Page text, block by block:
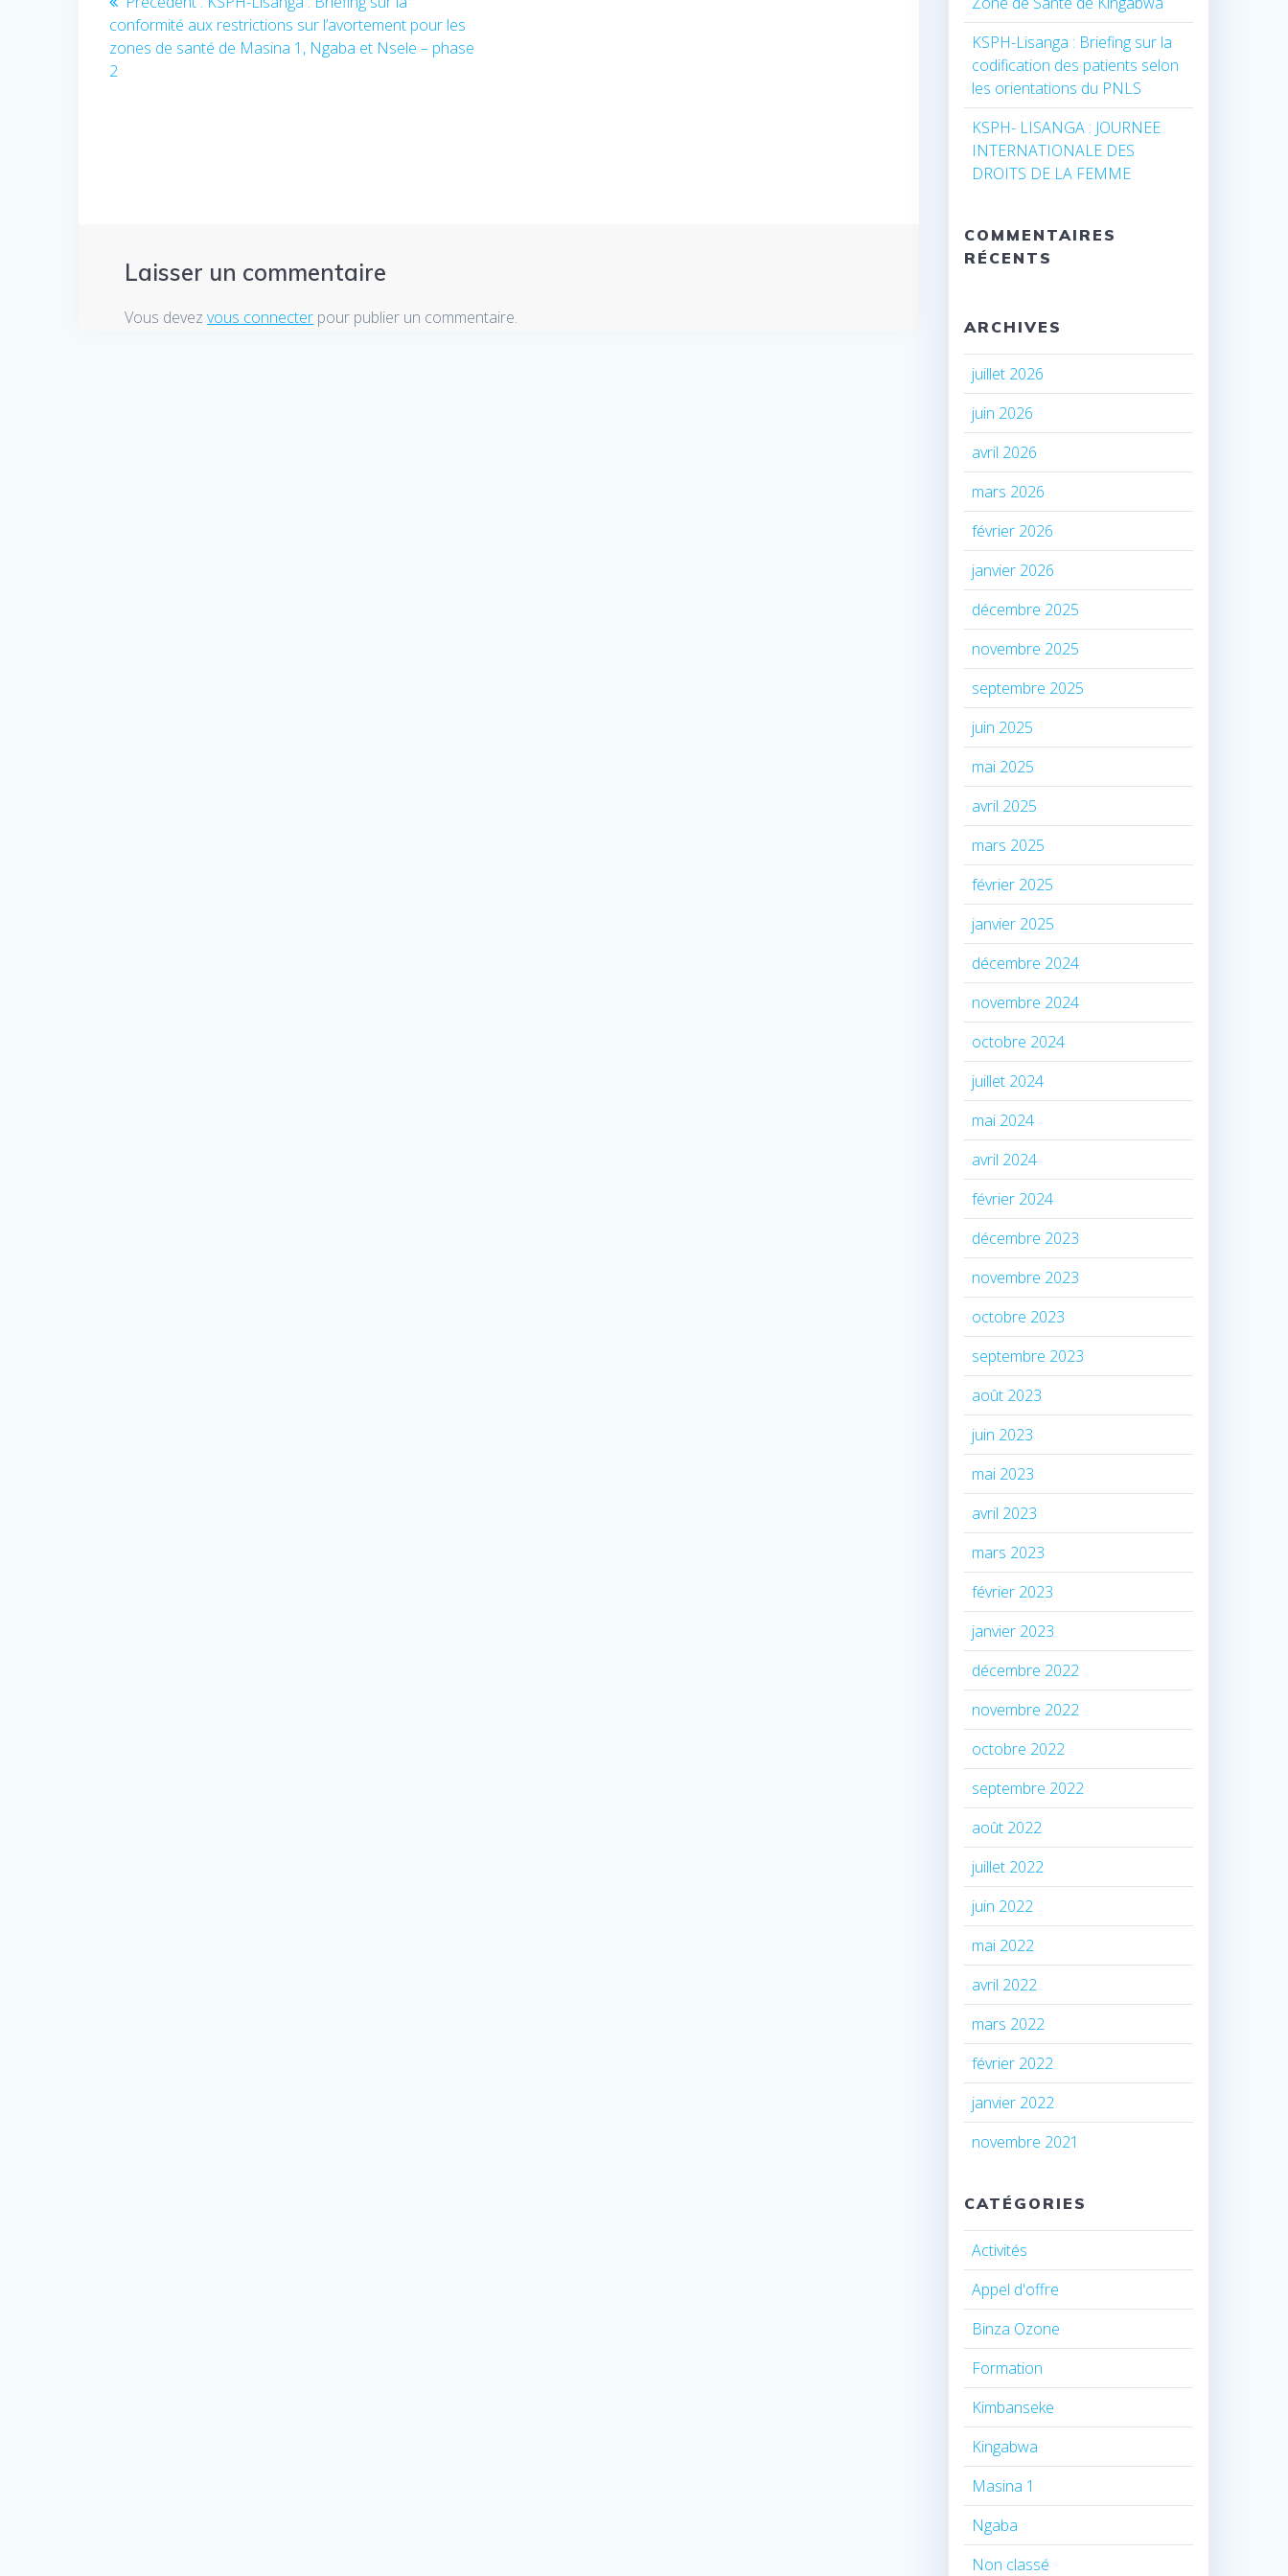
de
l’article
précédent
:
conformité aux restrictions sur l’avortement pour les
zones de santé de Masina 1, Ngaba et Nsele – phase
2
Laisser un commentaire
Vous devezvous connecter pour publier un commentaire.
KSPH-Lisanga : Briefing sur la
codification des patients selon
les orientations du PNLS
KSPH- LISANGA : JOURNEE
INTERNATIONALE DES
DROITS DE LA FEMME
COMMENTAIRES
RÉCENTS
ARCHIVES
juillet 2026
juin 2026
avril 2026
mars 2026
février 2026
janvier 2026
décembre 2025
novembre 2025
septembre 2025
juin 2025
mai 2025
avril 2025
mars 2025
février 2025
janvier 2025
décembre 2024
novembre 2024
octobre 2024
juillet 2024
mai 2024
avril 2024
février 2024
décembre 2023
novembre 2023
octobre 2023
septembre 2023
août 2023
juin 2023
mai 2023
avril 2023
mars 2023
février 2023
janvier 2023
décembre 2022
novembre 2022
octobre 2022
septembre 2022
août 2022
juillet 2022
juin 2022
mai 2022
avril 2022
mars 2022
février 2022
janvier 2022
novembre 2021
CATÉGORIES
Activités
Appel d'offre
Binza Ozone
Formation
Kimbanseke
Kingabwa
Masina 1
Ngaba
Non classé